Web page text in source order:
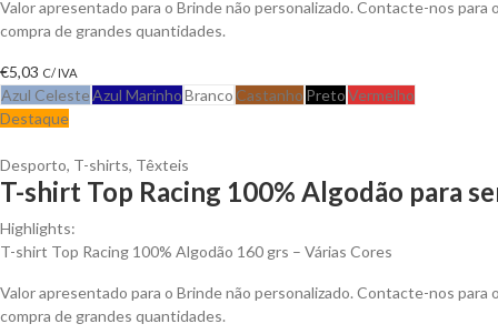
Valor apresentado para o Brinde não personalizado. Contacte-nos para
compra de grandes quantidades.
€5,03 C/ IVA
Azul CelesteAzul MarinhoBranco Castanho PretoVermelho
Destaque
Desporto, T-shirts, Têxteis
T-shirt Top Racing 100% Algodão para
Highlights:
T-shirt Top Racing 100% Algodão 160 grs – Várias Cores
Valor apresentado para o Brinde não personalizado. Contacte-nos para
compra de grandes quantidades.